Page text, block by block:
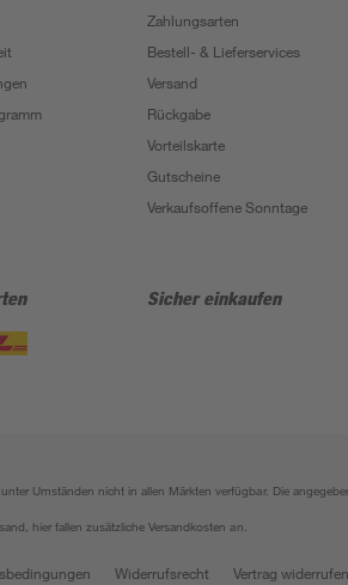
Zahlungsarten
Bestell- & Lieferservices
Versand
Rückgabe
Vorteilskarte
Gutscheine
Verkaufsoffene Sonntage
Sicher einkaufen
Umständen nicht in allen Märkten verfügbar. Die
hier fallen zusätzliche Versandkosten an.
Widerrufsrecht Vertrag widerrufen